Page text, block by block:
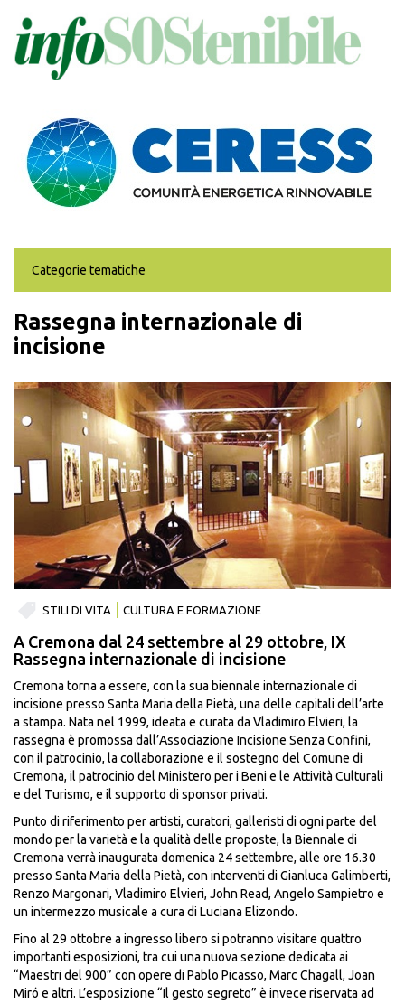
contenuto
principale
Categorie tematiche
Rassegna internazionale di
incisione
STILI DI VITA CULTURA E FORMAZIONE
A Cremona dal 24 settembre al 29 ottobre, IX
Rassegna internazionale di incisione
Cremona torna a essere, con la sua biennale internazionale di
incisione presso Santa Maria della Pietà, una delle capitali dell’arte
a stampa. Nata nel 1999, ideata e curata da Vladimiro Elvieri, la
rassegna è promossa dall’Associazione Incisione Senza Confini,
con il patrocinio, la collaborazione e il sostegno del Comune di
Cremona, il patrocinio del Ministero per i Beni e le Attività Culturali
e del Turismo, e il supporto di sponsor privati.
Punto di riferimento per artisti, curatori, galleristi di ogni parte del
mondo per la varietà e la qualità delle proposte, la Biennale di
Cremona verrà inaugurata domenica 24 settembre, alle ore 16.30
presso Santa Maria della Pietà, con interventi di Gianluca Galimberti,
Renzo Margonari, Vladimiro Elvieri, John Read, Angelo Sampietro e
un intermezzo musicale a cura di Luciana Elizondo.
Fino al 29 ottobre a ingresso libero si potranno visitare quattro
importanti esposizioni, tra cui una nuova sezione dedicata ai
“Maestri del 900” con opere di Pablo Picasso, Marc Chagall, Joan
Miró e altri. L’esposizione “Il gesto segreto” è invece riservata ad